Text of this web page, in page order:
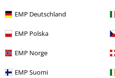
EMP Deutschland
EMP Polska
EMP Norge
EMP Suomi
Naposledy navštívené